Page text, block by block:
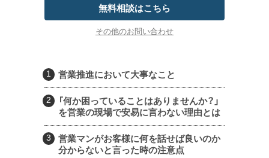
無料相談はこちら
その他のお問い合わせ
営業推進において大事なこと
「何か困っていることはありませんか？」
を営業の現場で安易に言わない理由とは
営業マンがお客様に何を話せば良いのか
分からないと言った時の注意点